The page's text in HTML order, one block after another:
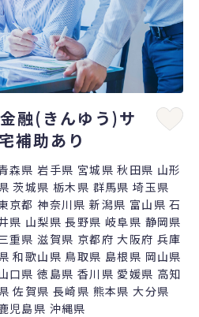
融(きんゆう)サ
補助あり
森県 岩手県 宮城県 秋田県 山形
茨城県 栃木県 群馬県 埼玉県
京都 神奈川県 新潟県 富山県 石
県 山梨県 長野県 岐阜県 静岡県
重県 滋賀県 京都府 大阪府 兵庫
和歌山県 鳥取県 島根県 岡山県
口県 徳島県 香川県 愛媛県 高知
佐賀県 長崎県 熊本県 大分県
児島県 沖縄県